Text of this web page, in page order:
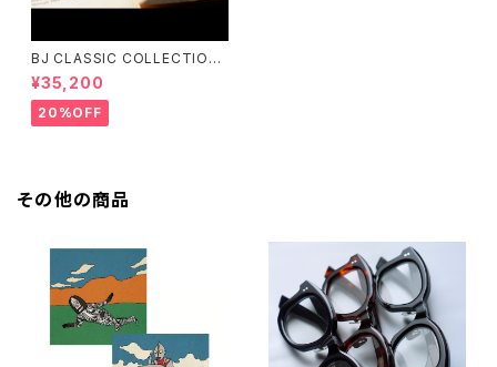
BJ CLASSIC COLLECTION
¥35,200
20%OFF
その他の商品